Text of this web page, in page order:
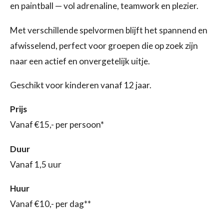
en paintball — vol adrenaline, teamwork en plezier.
Met verschillende spelvormen blijft het spannend en
afwisselend, perfect voor groepen die op zoek zijn
naar een actief en onvergetelijk uitje.
Geschikt voor kinderen vanaf 12 jaar.
Prijs
Vanaf €15,- per persoon*
Duur
Vanaf 1,5 uur
Huur
Vanaf €10,- per dag**